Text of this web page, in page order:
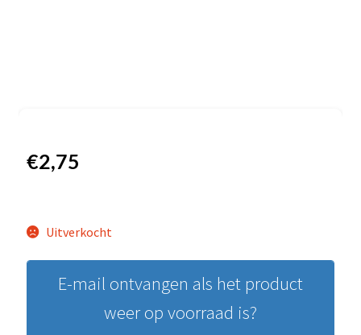
€2,75
Uitverkocht
E-mail ontvangen als het product
weer op voorraad is?